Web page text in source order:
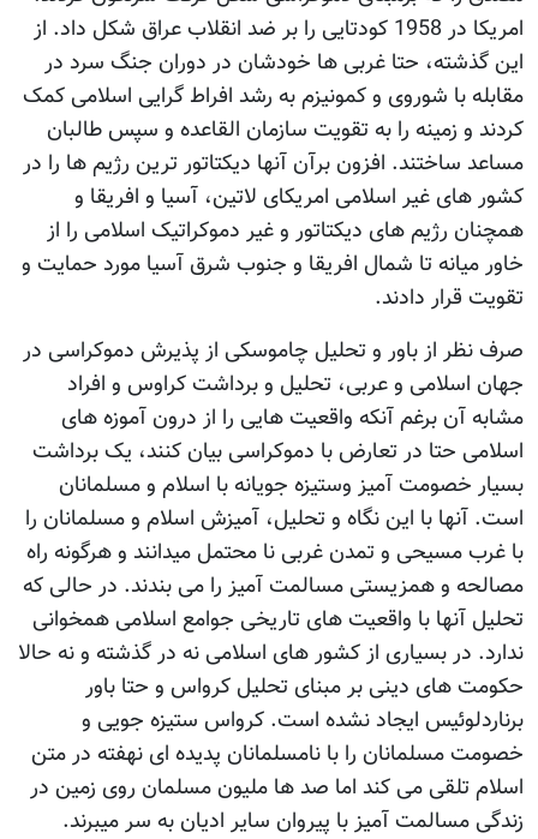
امریکا در 1958 کودتایی را بر ضد انقلاب عراق شکل داد. از
این گذشته، حتا غربی ها خودشان در دوران جنگ سرد در
مقابله با شوروی و کمونیزم به رشد افراط گرایی اسلامی کمک
کردند و زمینه را به تقویت سازمان القاعده و سپس طالبان
مساعد ساختند. افزون برآن آنها دیکتاتور ترین رژیم ها را در
کشور های غیر اسلامی امریکای لاتین، آسیا و افریقا و
همچنان رژیم های دیکتاتور و غیر دموکراتیک اسلامی را از
خاور میانه تا شمال افریقا و جنوب شرق آسیا مورد حمایت و
تقویت قرار دادند.
صرف نظر از باور و تحلیل چاموسکی از پذیرش دموکراسی در
جهان اسلامی و عربی، تحلیل و برداشت کراوس و افراد
مشابه آن برغم آنکه واقعیت هایی را از درون آموزه های
اسلامی حتا در تعارض با دموکراسی بیان کنند، یک برداشت
بسیار خصومت آمیز وستیزه جویانه با اسلام و مسلمانان
است. آنها با این نگاه و تحلیل، آمیزش اسلام و مسلمانان را
با غرب مسیحی و تمدن غربی نا محتمل میدانند و هرگونه راه
مصالحه و همزیستی مسالمت آمیز را می بندند. در حالی که
تحلیل آنها با واقعیت های تاریخی جوامع اسلامی همخوانی
ندارد. در بسیاری از کشور های اسلامی نه در گذشته و نه حالا
حکومت های دینی بر مبنای تحلیل کرواس و حتا باور
برناردلوئیس ایجاد نشده است. کرواس ستیزه جویی و
خصومت مسلمانان را با نامسلمانان پدیده ای نهفته در متن
اسلام تلقی می کند اما صد ها ملیون مسلمان روی زمین در
زندگی مسالمت آمیز با پیروان سایر ادیان به سر میبرند.